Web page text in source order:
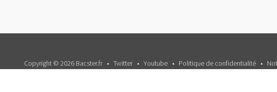
Copyright © 2026 Bacster.fr Twitter Youtube Politique de confidentialité